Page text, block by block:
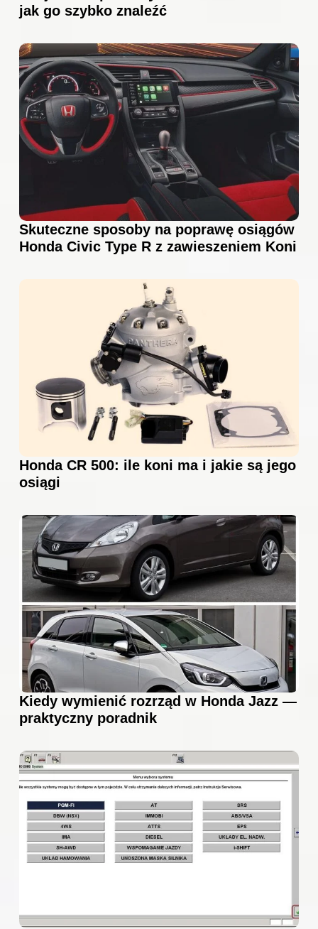
jak go szybko znaleźć
Skuteczne sposoby na poprawę osiągów
Honda Civic Type R z zawieszeniem Koni
Honda CR 500: ile koni ma i jakie są jego
osiągi
Kiedy wymienić rozrząd w Honda Jazz —
praktyczny poradnik